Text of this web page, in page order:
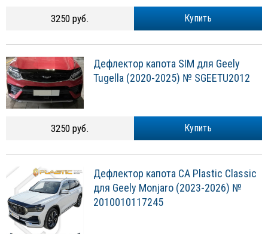
Купить
3250 руб.
Дефлектор капота SIM для Geely
Tugella (2020-2025) № SGEETU2012
Купить
3250 руб.
Дефлектор капота CA Plastic Classic
для Geely Monjaro (2023-2026) №
2010010117245